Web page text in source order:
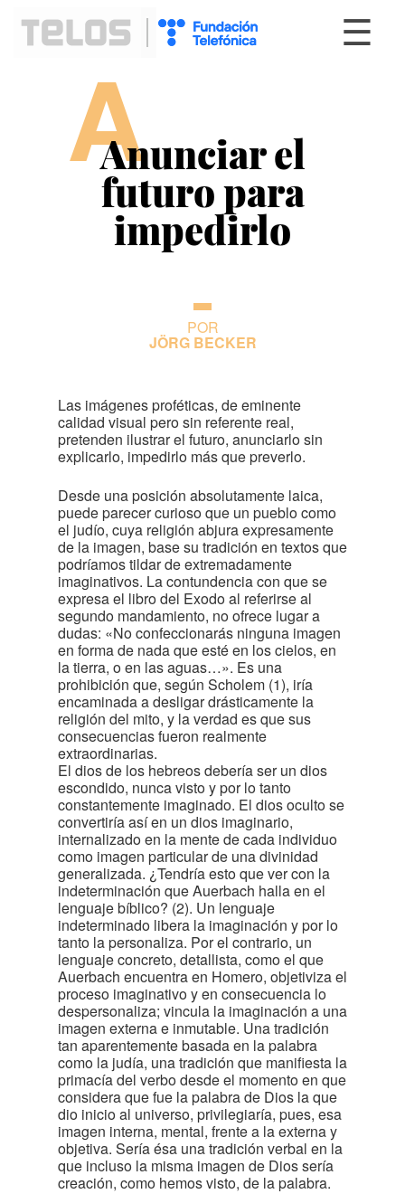
☰
A
Anunciar el
futuro para
impedirlo
POR
JÖRG BECKER
Las imágenes proféticas, de eminente
calidad visual pero sin referente real,
pretenden ilustrar el futuro, anunciarlo sin
explicarlo, impedirlo más que preverlo.
Desde una posición absolutamente laica,
puede parecer curioso que un pueblo como
el judío, cuya religión abjura expresamente
de la imagen, base su tradición en textos que
podríamos tildar de extremadamente
imaginativos. La contundencia con que se
expresa el libro del Exodo al referirse al
segundo mandamiento, no ofrece lugar a
dudas: «No confeccionarás ninguna imagen
en forma de nada que esté en los cielos, en
la tierra, o en las aguas…». Es una
prohibición que, según Scholem (1), iría
encaminada a desligar drásticamente la
religión del mito, y la verdad es que sus
consecuencias fueron realmente
extraordinarias.
El dios de los hebreos debería ser un dios
escondido, nunca visto y por lo tanto
constantemente imaginado. El dios oculto se
convertiría así en un dios imaginario,
internalizado en la mente de cada individuo
como imagen particular de una divinidad
generalizada. ¿Tendría esto que ver con la
indeterminación que Auerbach halla en el
lenguaje bíblico? (2). Un lenguaje
indeterminado libera la imaginación y por lo
tanto la personaliza. Por el contrario, un
lenguaje concreto, detallista, como el que
Auerbach encuentra en Homero, objetiviza el
proceso imaginativo y en consecuencia lo
despersonaliza; vincula la imaginación a una
imagen externa e inmutable. Una tradición
tan aparentemente basada en la palabra
como la judía, una tradición que manifiesta la
primacía del verbo desde el momento en que
considera que fue la palabra de Dios la que
dio inicio al universo, privilegiaría, pues, esa
imagen interna, mental, frente a la externa y
objetiva. Sería ésa una tradición verbal en la
que incluso la misma imagen de Dios sería
creación, como hemos visto, de la palabra.